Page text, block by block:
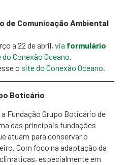
de Comunicação Ambiental
a 22 de abril, via formulário
Conexão Oceano.
o site do Conexão Oceano.
Boticário
Fundação Grupo Boticário de
das principais fundações
atuam para conservar o
Com foco na adaptação da
especialmente em